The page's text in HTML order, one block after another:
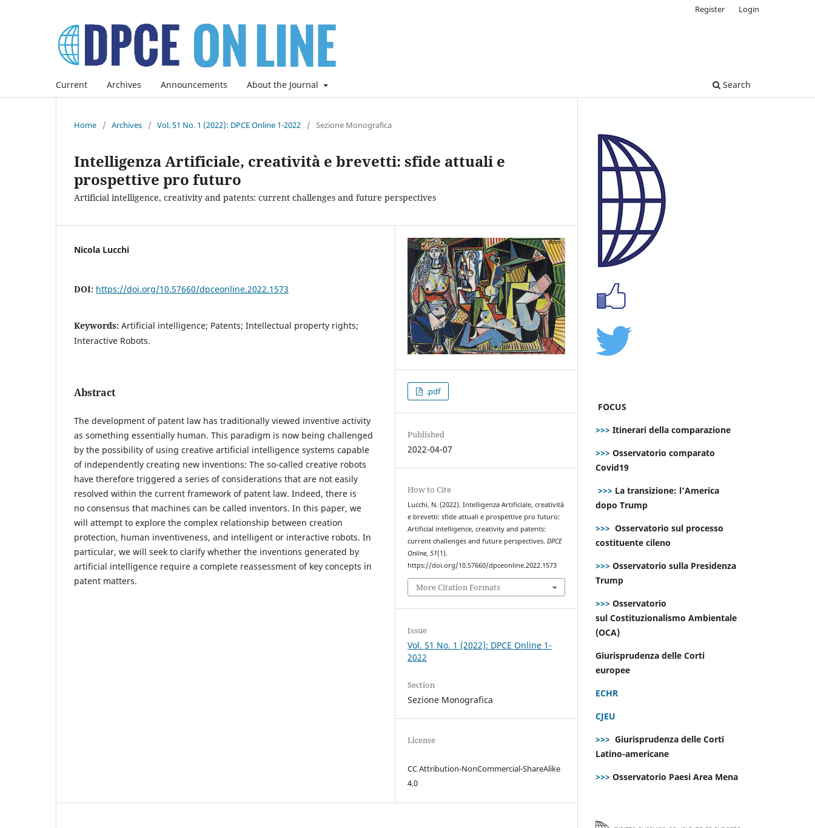
Current Archives Announcements About the Journal Search
Register Login
Home / Archives / Vol. 51 No. 1 (2022): DPCE Online 1-2022 / Sezione Monografica
Intelligenza Artificiale, creatività e brevetti: sfide attuali e
prospettive pro futuro
Artificial intelligence, creativity and patents: current challenges and future perspectives
Nicola Lucchi
DOI: https://doi.org/10.57660/dpceonline.2022.1573
Keywords: Artificial intelligence; Patents; Intellectual property rights;
Interactive Robots.
Abstract
The development of patent law has traditionally viewed inventive activity
as something essentially human. This paradigm is now being challenged
by the possibility of using creative artificial intelligence systems capable
of independently creating new inventions: The so-called creative robots
have therefore triggered a series of considerations that are not easily
resolved within the current framework of patent law. Indeed, there is
no consensus that machines can be called inventors. In this paper, we
will attempt to explore the complex relationship between creation
protection, human inventiveness, and intelligent or interactive robots. In
particular, we will seek to clarify whether the inventions generated by
artificial intelligence require a complete reassessment of key concepts in
patent matters.
.pdf
Published
2022-04-07
How to Cite
Lucchi, N. (2022). Intelligenza Artificiale, creatività
e brevetti: sfide attuali e prospettive pro futuro:
Artificial intelligence, creativity and patents:
current challenges and future perspectives.DPCE
Online,51(1).
https://doi.org/10.57660/dpceonline.2022.1573
More Citation Formats
Issue
Vol. 51 No. 1 (2022): DPCE Online 1-
2022
Section
Sezione Monografica
License
CC Attribution-NonCommercial-ShareAlike
4.0
FOCUS
>>> Itinerari della comparazione
>>> Osservatorio comparato
Covid19
>>> La transizione: l’America
dopo Trump
>>> Osservatorio sul processo
costituente cileno
>>> Osservatorio sulla Presidenza
Trump
>>> Osservatorio
sul Costituzionalismo Ambientale
(OCA)
Giurisprudenza delle Corti
europee
ECHR
CJEU
>>> Giurisprudenza delle Corti
Latino-americane
>>> Osservatorio Paesi Area Mena